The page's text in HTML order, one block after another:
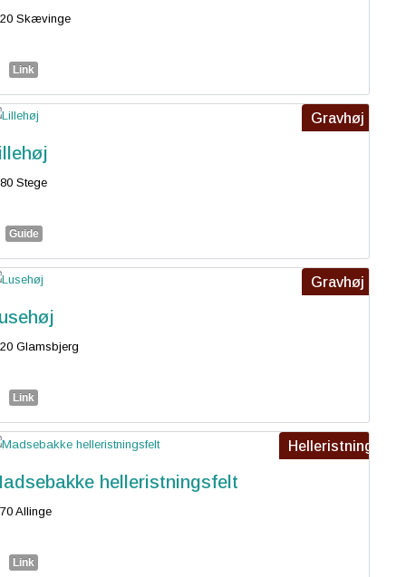
Skævinge
Link
Gravhøj
Stege
Guide
Gravhøj
Glamsbjerg
Link
Helleristning
helleristningsfelt
Allinge
Link